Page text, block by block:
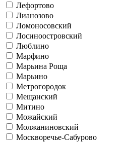
Лефортово
Лианозово
Ломоносовский
Лосиноостровский
Люблино
Марфино
Марьина Роща
Марьино
Метрогородок
Мещанский
Митино
Можайский
Молжаниновский
Москворечье-Сабурово